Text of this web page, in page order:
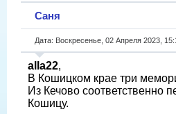
Саня
Дата: Воскресенье, 02 Апреля 2023,
alla22,
В Кошицком крае три
Из Кечово соответственно
Кошицу.